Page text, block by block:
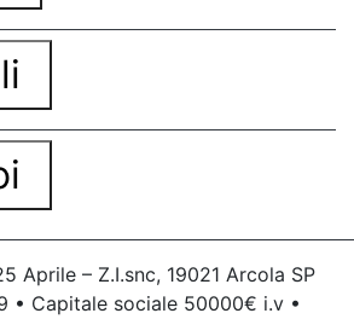
Aprile – Z.I.snc, 19021 Arcola SP
• Capitale sociale 50000€ i.v •